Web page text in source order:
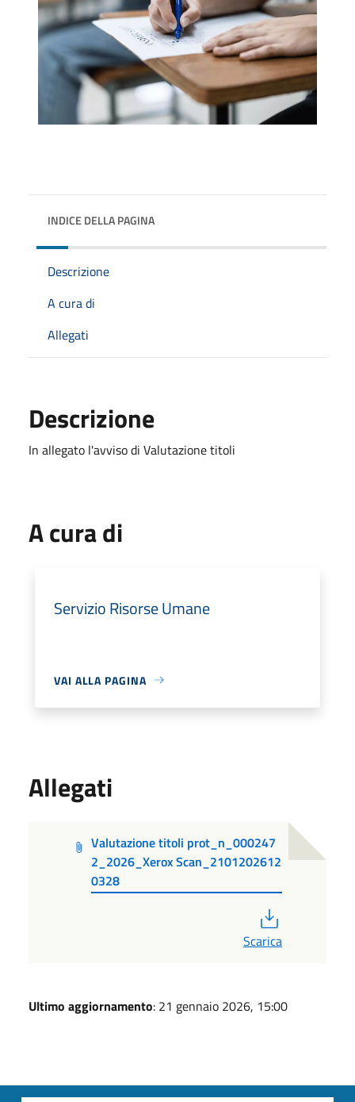
INDICE DELLA PAGINA
Descrizione
A cura di
Allegati
Descrizione
In allegato l'avviso di Valutazione titoli
A cura di
Servizio Risorse Umane
VAI ALLA PAGINA
Allegati
Valutazione titoli prot_n_000247
2_2026_Xerox Scan_2101202612
0328
Scarica
Ultimo aggiornamento: 21 gennaio 2026, 15:00